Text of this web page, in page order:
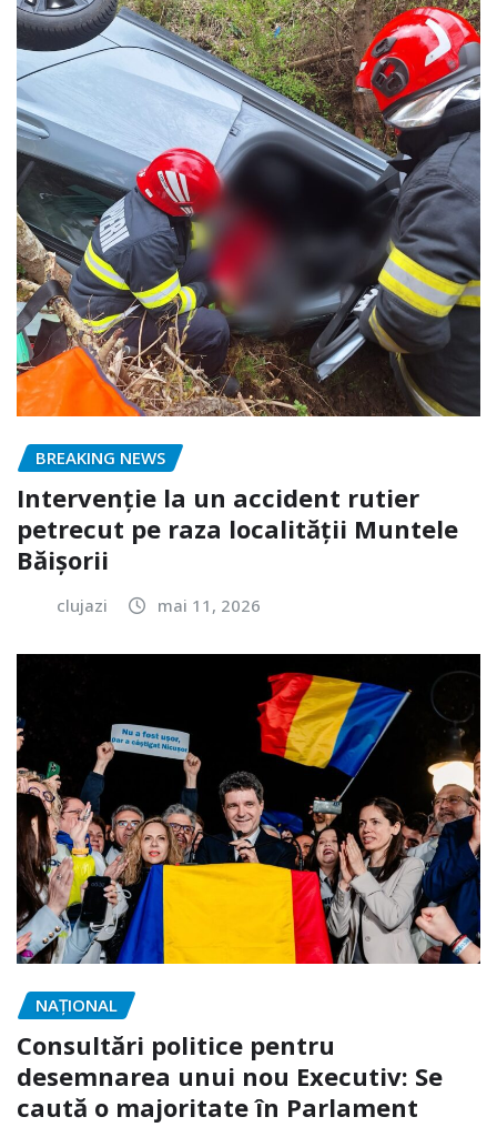
BREAKING NEWS
Intervenție la un accident rutier
petrecut pe raza localității Muntele
Băișorii
clujazi mai 11, 2026
NAŢIONAL
Consultări politice pentru
desemnarea unui nou Executiv: Se
caută o majoritate în Parlament